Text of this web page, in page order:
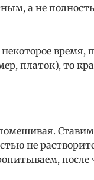
а не
время,
платок), то
не
после